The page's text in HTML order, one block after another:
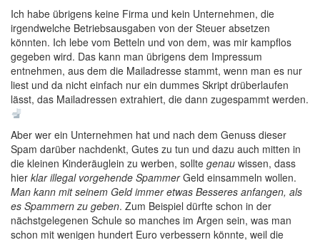
Ich habe übrigens keine Firma und kein Unternehmen, die
irgendwelche Betriebsausgaben von der Steuer absetzen
könnten. Ich lebe vom Betteln und von dem, was mir kampflos
gegeben wird. Das kann man übrigens dem Impressum
entnehmen, aus dem die Mailadresse stammt, wenn man es nur
liest und da nicht einfach nur ein dummes Skript drüberlaufen
lässt, das Mailadressen extrahiert, die dann zugespammt werden.
Aber wer ein Unternehmen hat und nach dem Genuss dieser
Spam darüber nachdenkt, Gutes zu tun und dazu auch mitten in
die kleinen Kinderäuglein zu werben, sollte genau wissen, dass
hier klar illegal vorgehende SpammerGeld einsammeln wollen.
Man kann mit seinem Geld immer etwas Besseres anfangen, als
es Spammern zu geben. Zum Beispiel dürfte schon in der
nächstgelegenen Schule so manches im Argen sein, was man
schon mit wenigen hundert Euro verbessern könnte, weil die